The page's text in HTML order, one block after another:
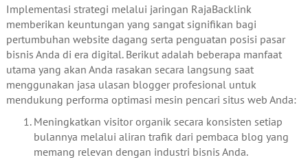
Implementasi strategi melalui jaringan RajaBacklink
memberikan keuntungan yang sangat signifikan bagi
pertumbuhan website dagang serta penguatan posisi pasar
bisnis Anda di era digital. Berikut adalah beberapa manfaat
utama yang akan Anda rasakan secara langsung saat
menggunakan jasa ulasan blogger profesional untuk
mendukung performa optimasi mesin pencari situs web Anda:
Meningkatkan visitor organik secara konsisten setiap
bulannya melalui aliran trafik dari pembaca blog yang
memang relevan dengan industri bisnis Anda.